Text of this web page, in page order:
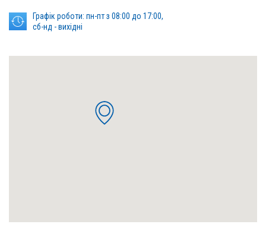
Графік роботи: пн-пт з 08:00 до 17:00,
сб-нд - вихідні